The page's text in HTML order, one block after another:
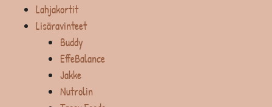
Lahjakortit
Lisäravinteet
Buddy
EffeBalance
Jakke
Nutrolin